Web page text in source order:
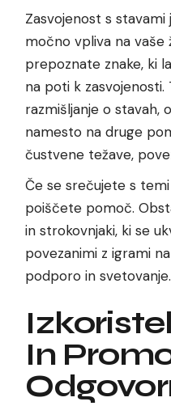
Zasvojenost s
močno vpliva na vaše
prepoznate znake, ki
na poti k
razmišljanje o stavah,
namesto na druge
čustvene težave,
Če se srečujete s
poiščete pomoč.
in strokovnjaki, ki se
povezanimi z igrami
podporo in svetovanje.
In